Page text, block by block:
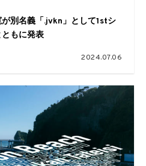
別名義「.jvkn」として1stシ
もに発表
2024.07.06